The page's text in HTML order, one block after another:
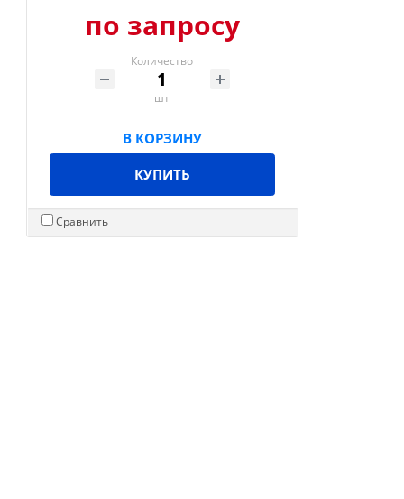
по запросу
Количество
шт
В КОРЗИНУ
КУПИТЬ
Сравнить